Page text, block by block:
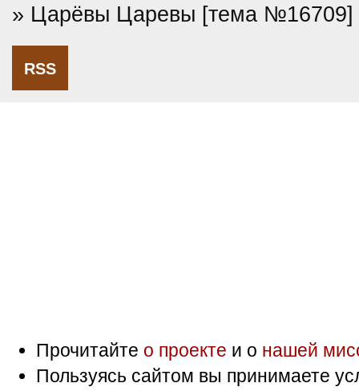
» Царёвы Царевы [тема №16709]
RSS
Прочитайте о проекте и о нашей
Пользуясь сайтом вы принимаете